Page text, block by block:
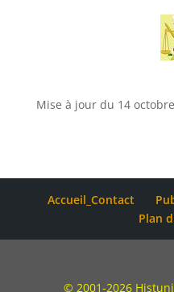
Mise à jour du 14
Accueil_Contact
Plan
© 2001-2026